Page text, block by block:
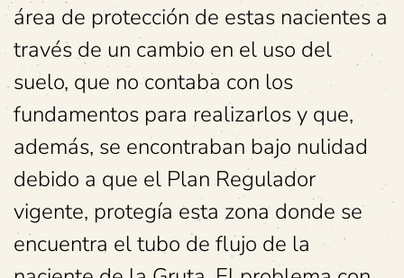
área de protección de estas nacientes a
través de un cambio en el uso del
suelo, que no contaba con los
fundamentos para realizarlos y que,
además, se encontraban bajo nulidad
debido a que el Plan Regulador
vigente, protegía esta zona donde se
encuentra el tubo de flujo de la